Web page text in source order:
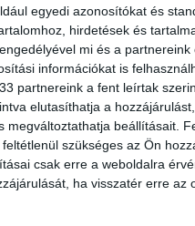
egyedi azonosítókat és
hirdetések és
mi és a
információkat is
partnereink a fent leírtak
elutasíthatja a
megváltoztathatja beállításait.
szükséges az Ön
csak erre a weboldalra
ha visszatér erre az